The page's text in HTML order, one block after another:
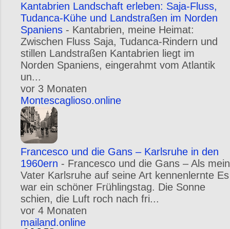
Kantabrien Landschaft erleben: Saja-Fluss,
Tudanca-Kühe und Landstraßen im Norden
Spaniens - Kantabrien, meine Heimat:
Zwischen Fluss Saja, Tudanca-Rindern und
stillen Landstraßen Kantabrien liegt im
Norden Spaniens, eingerahmt vom Atlantik
un...
vor 3 Monaten
Montescaglioso.online
Francesco und die Gans – Karlsruhe in den
1960ern - Francesco und die Gans – Als mein
Vater Karlsruhe auf seine Art kennenlernte Es
war ein schöner Frühlingstag. Die Sonne
schien, die Luft roch nach fri...
vor 4 Monaten
mailand.online